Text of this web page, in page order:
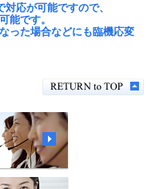
応が可能ですので、
能です。
った場合などにも臨機応変